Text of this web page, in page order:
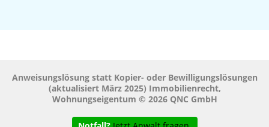
Anweisungslösung statt Kopier- oder Bewilligungslösungen
(aktualisiert März 2025) Immobilienrecht,
Wohnungseigentum © 2026 QNC GmbH